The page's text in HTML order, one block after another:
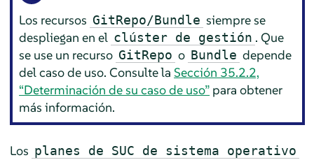
Los recursos GitRepo/Bundle siempre se
despliegan en el clúster de gestión . Que
se use un recurso GitRepo o Bundle depende
del caso de uso. Consulte laSección 35.2.2,
“Determinación de su caso de uso” para obtener
más información.
Los planes de SUC de sistema operativo